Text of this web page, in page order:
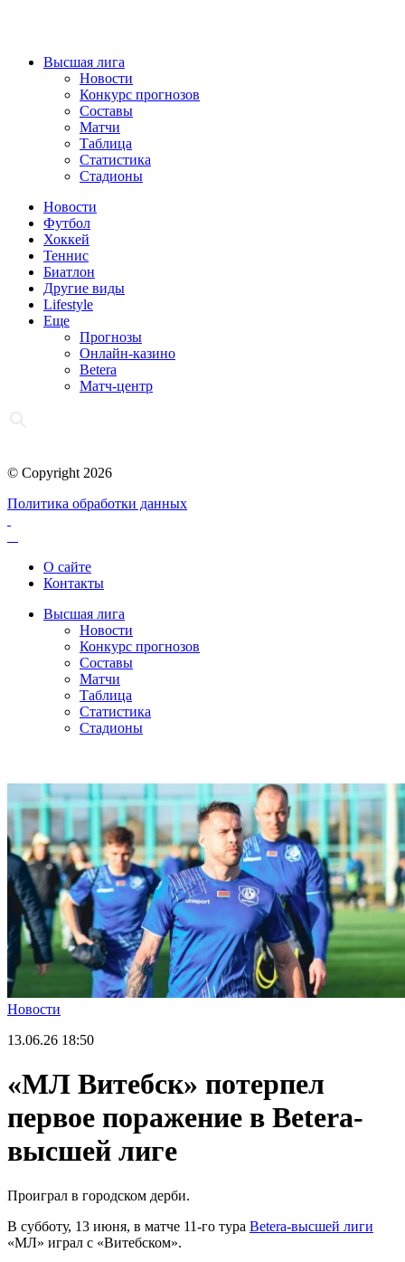
Высшая лига
Новости
Конкурс прогнозов
Составы
Матчи
Таблица
Статистика
Стадионы
Новости
Футбол
Хоккей
Теннис
Биатлон
Другие виды
Lifestyle
Еще
Прогнозы
Онлайн-казино
Betera
Матч-центр
© Copyright 2026
Политика обработки данных
О сайте
Контакты
Высшая лига
Новости
Конкурс прогнозов
Составы
Матчи
Таблица
Статистика
Стадионы
Новости
13.06.26 18:50
«МЛ Витебск» потерпел
первое поражение в Betera-
высшей лиге
Проиграл в городском дерби.
В субботу, 13 июня, в матче 11-го тура Betera-высшей лиги
«МЛ» играл с «Витебском».